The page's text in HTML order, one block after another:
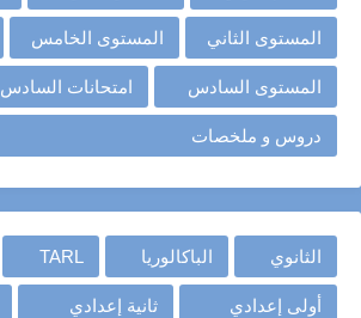
المستوى الثاني المستوى الخامس
المستوى السادس امتحانات السادس
دروس و ملخصات
الثانوي الباكالوريا TARL
أولى إعدادي ثانية إعدادي